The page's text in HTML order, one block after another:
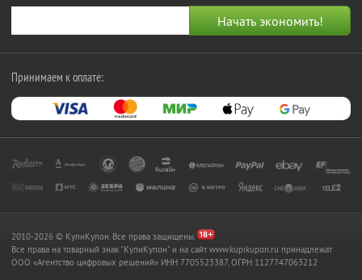
Принимаем к оплате:
2010-2026 © КупиКупон. Все права защищены.
Все права на товарный знак "КупиКупон" и на сайт www.kupikupon.ru принадлежат
OOO «Агентство цифровых решений» ИНН 7705523387, ОГРН 1127747063212